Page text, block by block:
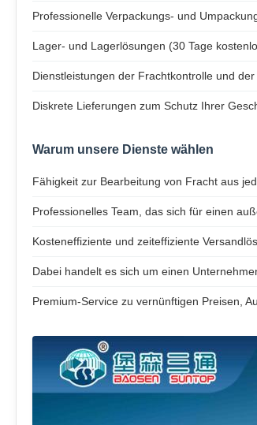
Professionelle Verpackungs- und
Lager- und Lagerlösungen (30 Tage
Dienstleistungen der Frachtkontrolle und
Diskrete Lieferungen zum Schutz Ihrer
Warum unsere Dienste wählen
Fähigkeit zur Bearbeitung von Fracht aus
Professionelles Team, das sich für einen
Kosteneffiziente und zeiteffiziente
Dabei handelt es sich um einen
Premium-Service zu vernünftigen Preisen,